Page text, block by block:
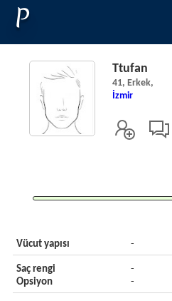
P
Ttufan
41, Erkek,
İzmir
Vücut yapısı -
Saç rengi
Opsiyon
-
-